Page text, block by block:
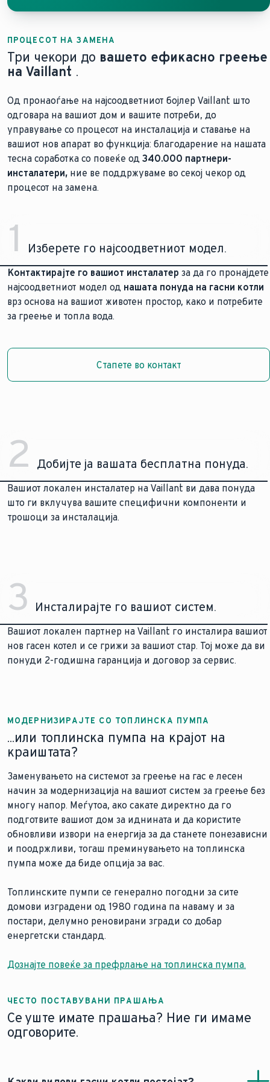
ПРОЦЕСОТ НА ЗАМЕНА
Три чекори до вашето ефикасно греење
на Vaillant .
Од пронаоѓање на најсоодветниот бојлер Vaillant што
одговара на вашиот дом и вашите потреби, до
управување со процесот на инсталација и ставање на
вашиот нов апарат во функција: благодарение на нашата
тесна соработка со повеќе од 340.000 партнери-
инсталатери, ние ве поддржуваме во секој чекор од
процесот на замена.
1 Изберете го најсоодветниот модел.
Контактирајте го вашиот инсталатер за да го пронајдете
најсоодветниот модел од нашата понуда на гасни котли
врз основа на вашиот животен простор, како и потребите
за греење и топла вода.
Стапете во контакт
Стапете во контакт
2 Добијте ја вашата бесплатна понуда.
Вашиот локален инсталатер на Vaillant ви дава понуда
што ги вклучува вашите специфични компоненти и
трошоци за инсталација.
3 Инсталирајте го вашиот систем.
Вашиот локален партнер на Vaillant го инсталира вашиот
нов гасен котел и се грижи за вашиот стар. Тој може да ви
понуди 2-годишна гаранција и договор за сервис.
МОДЕРНИЗИРАЈТЕ СО ТОПЛИНСКА ПУМПА
...или топлинска пумпа на крајот на
краиштата?
Заменувањето на системот за греење на гас е лесен
начин за модернизација на вашиот систем за греење без
многу напор. Меѓутоа, ако сакате директно да го
подготвите вашиот дом за иднината и да користите
обновливи извори на енергија за да станете понезависни
и поодржливи, тогаш преминувањето на топлинска
пумпа може да биде опција за вас.
Топлинските пумпи се генерално погодни за сите
домови изградени од 1980 година па наваму и за
постари, делумно реновирани згради со добар
енергетски стандард.
Дознајте повеќе за префрлање на топлинска пумпа.
ЧЕСТО ПОСТАВУВАНИ ПРАШАЊА
Се уште имате прашања? Ние ги имаме
одговорите.